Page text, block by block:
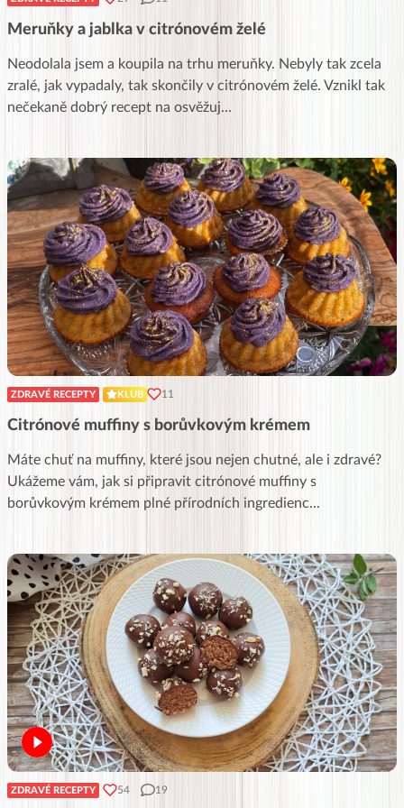
Meruňky a jablka v citrónovém želé
Neodolala jsem a koupila na trhu meruňky. Nebyly tak zcela
zralé, jak vypadaly, tak skončily v citrónovém želé. Vznikl tak
nečekaně dobrý recept na osvěžuj...
ZDRAVÉ RECEPTY KLUB 11
Citrónové muffiny s borůvkovým krémem
Máte chuť na muffiny, které jsou nejen chutné, ale i zdravé?
Ukážeme vám, jak si připravit citrónové muffiny s
borůvkovým krémem plné přírodních ingredienc...
ZDRAVÉ RECEPTY 54 19